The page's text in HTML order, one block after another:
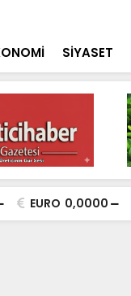
SİYASET
EURO 0,0000